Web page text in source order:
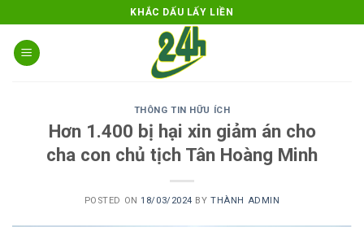
to
content
KHẮC DẤU LẤY LIỀN
THÔNG TIN HỮU ÍCH
Hơn 1.400 bị hại xin giảm án cho
cha con chủ tịch Tân Hoàng Minh
POSTED ON18/03/2024 BYTHÀNH ADMIN